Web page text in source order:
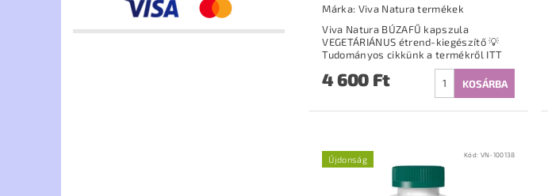
Márka: Viva Natura termékek
Viva Natura BÚZAFŰ kapszula
VEGETÁRIÁNUS étrend-kiegészítő 💡
4 600 Ft
Újdonság Kód: VN-100138